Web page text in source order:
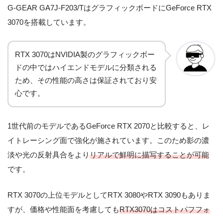
G-GEAR GA7J-F203/TはグラフィックボードにGeForce RTX
3070を搭載しています。
RTX 3070はNVIDIA製のグラフィックボー
ドの中ではハイエンドモデルに分類される
ため、その性能の高さは保証されており安
心です。
1世代前のモデルであるGeForce RTX 2070と比較すると、レ
イトレーシング面で強化が施されています。このため影の濃
淡や光の反射具合をよりリアルで鮮明に描写することが可能
です。
RTX 3070の上位モデルとしてRTX 3080やRTX 3090もありま
すが、価格や性能面を考慮してもRTX3070はコストパフフォ